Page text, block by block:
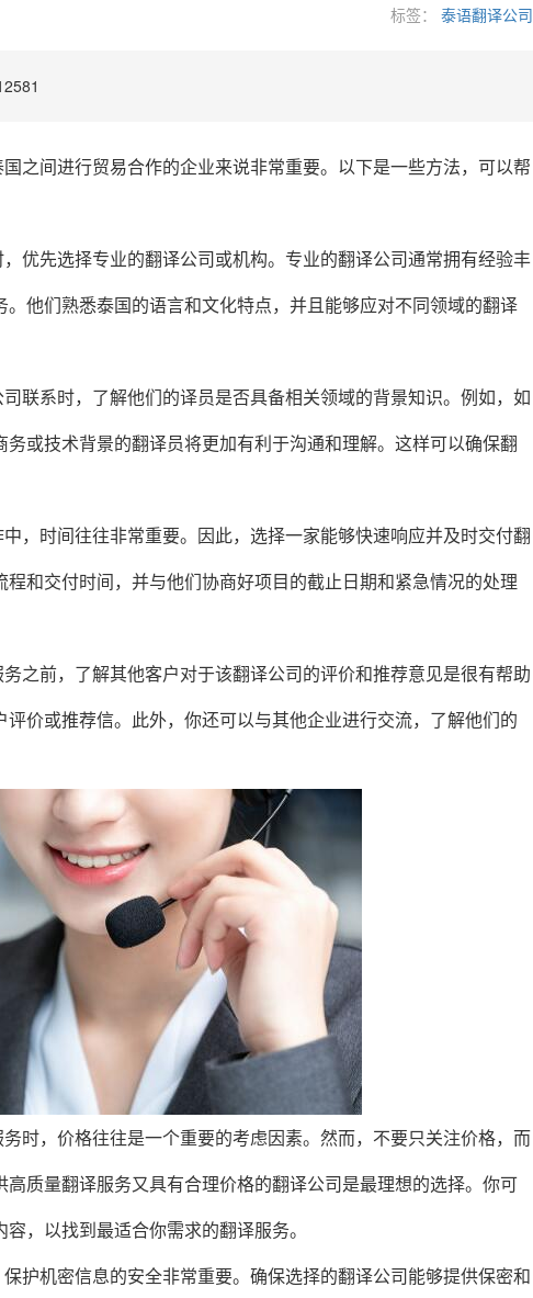
标签： 泰语翻译公司
之间进行贸易合作的企业来说非常重要。以下是一些方法，可以帮
优先选择专业的翻译公司或机构。专业的翻译公司通常拥有经验丰
他们熟悉泰国的语言和文化特点，并且能够应对不同领域的翻译
联系时，了解他们的译员是否具备相关领域的背景知识。例如，如
或技术背景的翻译员将更加有利于沟通和理解。这样可以确保翻
，时间往往非常重要。因此，选择一家能够快速响应并及时交付翻
和交付时间，并与他们协商好项目的截止日期和紧急情况的处理
之前，了解其他客户对于该翻译公司的评价和推荐意见是很有帮助
价或推荐信。此外，你还可以与其他企业进行交流，了解他们的
时，价格往往是一个重要的考虑因素。然而，不要只关注价格，而
质量翻译服务又具有合理价格的翻译公司是最理想的选择。你可
，以找到最适合你需求的翻译服务。
护机密信息的安全非常重要。确保选择的翻译公司能够提供保密和